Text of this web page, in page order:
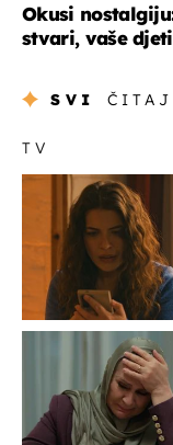
Okusi
stvari, vaše
SVI
TV